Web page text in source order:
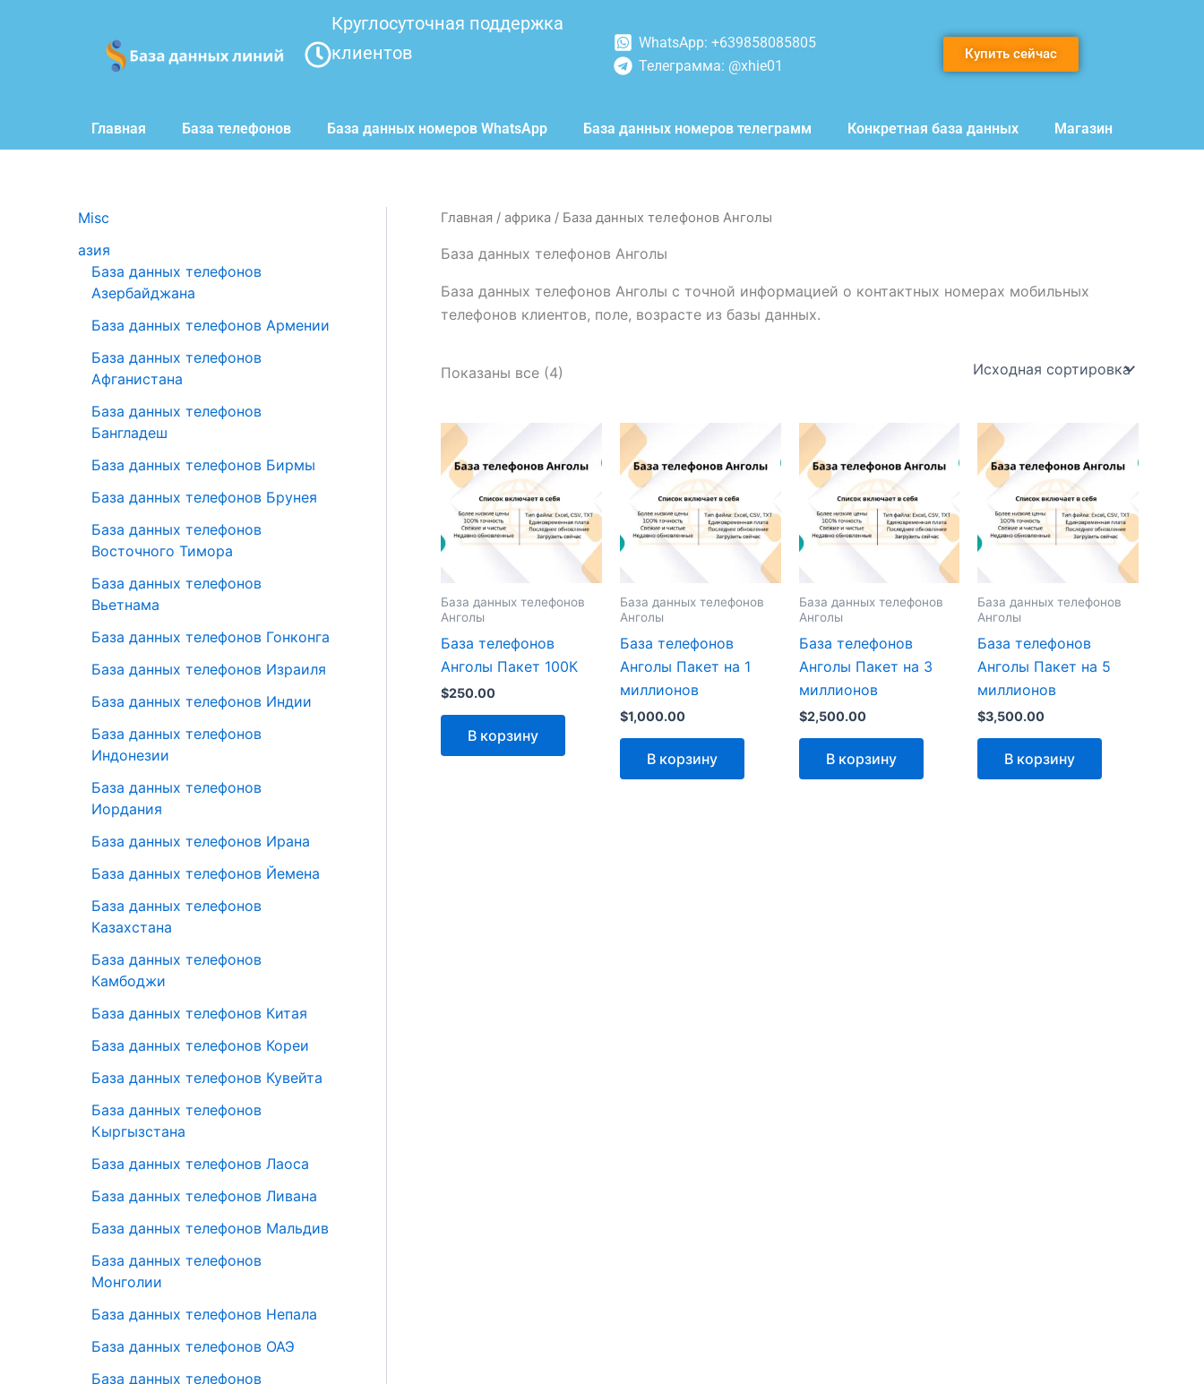
Круглосуточная поддержка
клиентов
WhatsApp: +639858085805
Телеграмма: @xhie01
Купить сейчас
Главная База телефонов База данных номеров WhatsApp База данных номеров телеграмм Конкретная база данных Магазин
Misc
азия
База данных телефонов
Азербайджана
База данных телефонов Армении
База данных телефонов
Афганистана
База данных телефонов
Бангладеш
База данных телефонов Бирмы
База данных телефонов Брунея
База данных телефонов
Восточного Тимора
База данных телефонов
Вьетнама
База данных телефонов Гонконга
База данных телефонов Израиля
База данных телефонов Индии
База данных телефонов
Индонезии
База данных телефонов
Иордания
База данных телефонов Ирана
База данных телефонов Йемена
База данных телефонов
Казахстана
База данных телефонов
Камбоджи
База данных телефонов Китая
База данных телефонов Кореи
База данных телефонов Кувейта
База данных телефонов
Кыргызстана
База данных телефонов Лаоса
База данных телефонов Ливана
База данных телефонов Мальдив
База данных телефонов
Монголии
База данных телефонов Непала
База данных телефонов ОАЭ
База данных телефонов
Главная / африка / База данных телефонов Анголы
База данных телефонов Анголы
База данных телефонов Анголы с точной информацией о контактных номерах мобильных
телефонов клиентов, поле, возрасте из базы данных.
Показаны все (4)
База данных телефонов
Анголы
База телефонов
Анголы Пакет 100К
$250.00
В корзину
База данных телефонов
Анголы
База телефонов
Анголы Пакет на 1
миллионов
$1,000.00
В корзину
База данных телефонов
Анголы
База телефонов
Анголы Пакет на 3
миллионов
$2,500.00
В корзину
База данных телефонов
Анголы
База телефонов
Анголы Пакет на 5
миллионов
$3,500.00
В корзину